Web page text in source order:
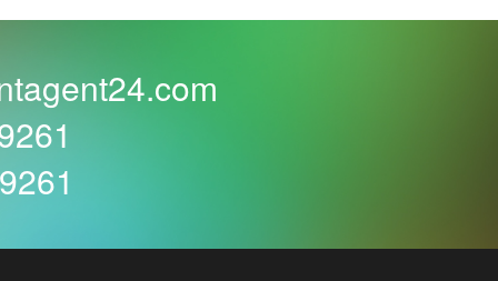
Hochzeitsdekorationen hinausgehen.
Wegen suchen, um